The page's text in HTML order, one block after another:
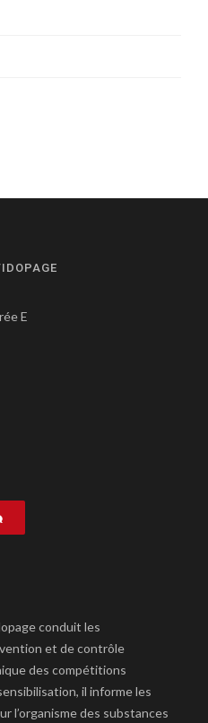
E
conduit les
et de contrôle
des compétitions
il informe les
l’organisme des substances